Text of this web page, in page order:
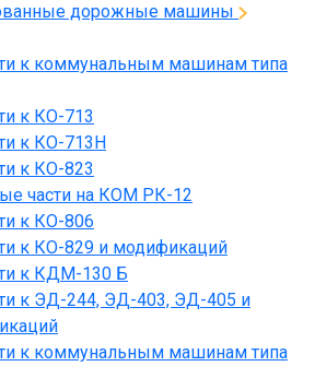
дорожные машины
к коммунальным машинам типа
к КО-713
к КО-713Н
к КО-823
части на КОМ РК-12
к КО-806
к КО-829 и модификаций
к КДМ-130 Б
к ЭД-244, ЭД-403, ЭД-405 и
к коммунальным машинам типа